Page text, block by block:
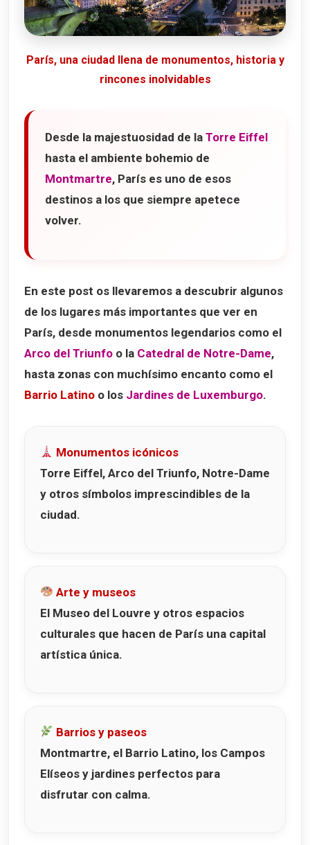
París, una ciudad llena de monumentos, historia y
rincones inolvidables
Desde la majestuosidad de la Torre Eiffel
hasta el ambiente bohemio de
Montmartre, París es uno de esos
destinos a los que siempre apetece
volver.
En este post os llevaremos a descubrir algunos
de los lugares más importantes que ver en
París, desde monumentos legendarios como el
Arco del Triunfo o la Catedral de Notre-Dame,
hasta zonas con muchísimo encanto como el
Barrio Latino o los Jardines de Luxemburgo.
Monumentos icónicos
Torre Eiffel, Arco del Triunfo, Notre-Dame
y otros símbolos imprescindibles de la
ciudad.
Arte y museos
El Museo del Louvre y otros espacios
culturales que hacen de París una capital
artística única.
Barrios y paseos
Montmartre, el Barrio Latino, los Campos
Elíseos y jardines perfectos para
disfrutar con calma.